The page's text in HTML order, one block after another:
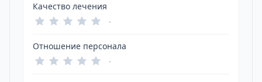
Качество лечения
-
Отношение персонала
-